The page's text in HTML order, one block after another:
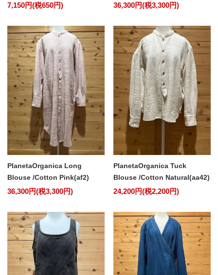
7,150円(税650円) 36,300円(税3,300円)
PlanetaOrganica Long
Blouse /Cotton Pink(af2)
36,300円(税3,300円)
PlanetaOrganica Tuck
Blouse /Cotton Natural(aa42)
24,200円(税2,200円)